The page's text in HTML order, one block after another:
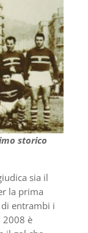
storico
sia il
la prima
entrambi i
2008 è